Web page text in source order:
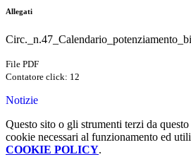
Allegati
File PDF
Contatore click: 12
Notizie
Questo sito o gli strumenti terzi da
cookie necessari al funzionamento ed
COOKIE POLICY.